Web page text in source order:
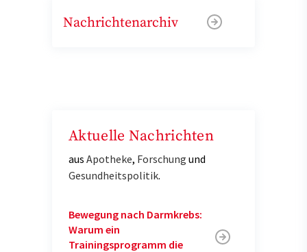
Nachrichtenarchiv
Aktuelle Nachrichten
aus Apotheke, Forschung und
Gesundheitspolitik.
Bewegung nach Darmkrebs:
Warum ein
Trainingsprogramm die